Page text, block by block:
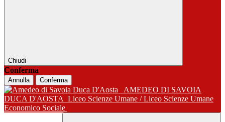
Chiudi
Conferma
Annulla Conferma
AMEDEO DI SAVOIA
DUCA D'AOSTA Liceo Scienze Umane / Liceo Scienze Umane
Economico Sociale